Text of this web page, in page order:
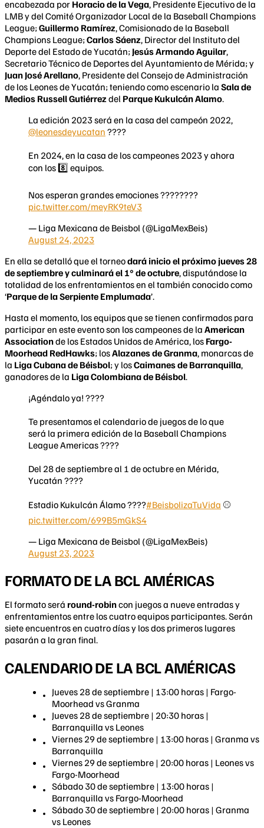
encabezada por Horacio de la Vega, Presidente Ejecutivo de la
LMB y del Comité Organizador Local de la Baseball Champions
League;Guillermo Ramírez, Comisionado de la Baseball
Champions League;Carlos Sáenz, Director del Instituto del
Deporte del Estado de Yucatán; Jesús Armando Aguilar,
Secretario Técnico de Deportes del Ayuntamiento de Mérida; y
Juan José Arellano, Presidente del Consejo de Administración
de los Leones de Yucatán; teniendo como escenario la Sala de
Medios Russell Gutiérrez del Parque Kukulcán Alamo.
La edición 2023 será en la casa del campeón 2022,
@leonesdeyucatan ????
En 2024, en la casa de los campeones 2023 y ahora
con los 8️⃣ equipos.
Nos esperan grandes emociones ????????
pic.twitter.com/meyRK9teV3
— Liga Mexicana de Beisbol (@LigaMexBeis)
August 24, 2023
En ella se detalló que el torneodará inicio el próximo jueves 28
de septiembre y culminará el 1° de octubre, disputándose la
totalidad de los enfrentamientos en el también conocido como
‘Parque de la Serpiente Emplumada’.
Hasta el momento, los equipos que se tienen confirmados para
participar en este evento son los campeones de la American
Associationde los Estados Unidos de América, los Fargo-
Moorhead RedHawks; losAlazanes de Granma, monarcas de
la Liga Cubana de Béisbol; y losCaimanes de Barranquilla,
ganadores de la Liga Colombiana de Béisbol.
¡Agéndalo ya! ????️
Te presentamos el calendario de juegos de lo que
será la primera edición de la Baseball Champions
League Americas ????
Del 28 de septiembre al 1 de octubre en Mérida,
Yucatán ????
Estadio Kukulcán Álamo ????️#BeisbolizaTuVida ⚾️
pic.twitter.com/699B5mGkS4
— Liga Mexicana de Beisbol (@LigaMexBeis)
August 23, 2023
FORMATO DE LA BCL AMÉRICAS
El formato será round-robincon juegos a nueve entradas y
enfrentamientos entre los cuatro equipos participantes. Serán
siete encuentros en cuatro días y los dos primeros lugares
pasarán a la gran final.
CALENDARIO DE LA BCL AMÉRICAS
Jueves 28 de septiembre | 13:00 horas | Fargo-
Moorhead vs Granma
Jueves 28 de septiembre | 20:30 horas |
Barranquilla vs Leones
Viernes 29 de septiembre | 13:00 horas | Granma vs
Barranquilla
Viernes 29 de septiembre | 20:00 horas | Leones vs
Fargo-Moorhead
Sábado 30 de septiembre | 13:00 horas |
Barranquilla vs Fargo-Moorhead
Sábado 30 de septiembre | 20:00 horas | Granma
vs Leones